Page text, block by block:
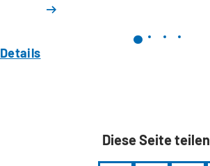
Details
Diese Seite teilen